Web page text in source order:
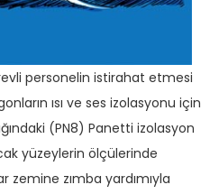
personelin istirahat etmesi
ısı ve ses izolasyonu için
(PN8) Panetti izolasyon
yüzeylerin ölçülerinde
zemine zımba yardımıyla